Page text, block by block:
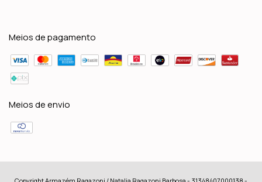
Meios de pagamento
Meios de envio